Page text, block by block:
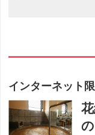
インターネット